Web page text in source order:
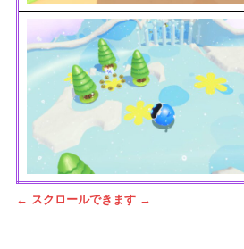
← スクロールできます →